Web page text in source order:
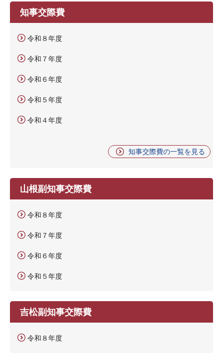
知事交際費
令和８年度
令和７年度
令和６年度
令和５年度
令和４年度
知事交際費の一覧を見る
山根副知事交際費
令和８年度
令和７年度
令和６年度
令和５年度
吉松副知事交際費
令和８年度